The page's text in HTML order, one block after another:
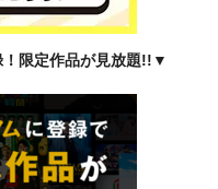
限定作品が見放題!! ▼